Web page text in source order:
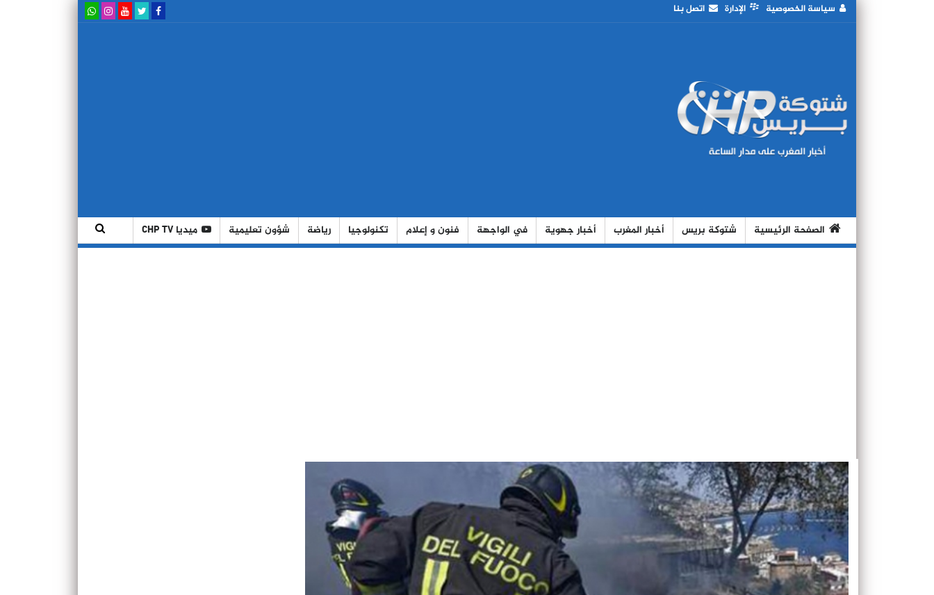
سياسة الخصوصية الإدارة اتصل بنا
الصفحة الرئيسية شتوكة بريس أخبار المغرب أخبار جهوية في الواجهة فنون و إعلام تكنولوجيا رياضة شؤون تعليمية ميديا CHP TV